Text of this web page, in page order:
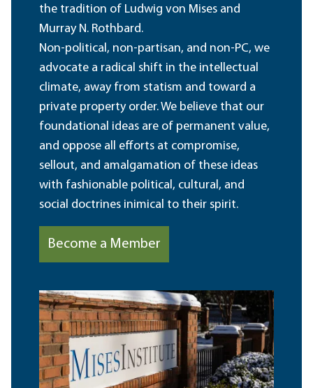
the tradition of Ludwig von Mises and
Murray N. Rothbard.
Non-political, non-partisan, and non-PC, we
advocate a radical shift in the intellectual
climate, away from statism and toward a
private property order. We believe that our
foundational ideas are of permanent value,
and oppose all efforts at compromise,
sellout, and amalgamation of these ideas
with fashionable political, cultural, and
social doctrines inimical to their spirit.
Become a Member